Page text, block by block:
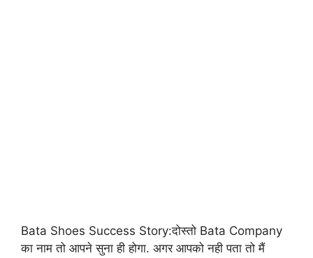
Bata Shoes Success Story:दोस्तो Bata Company
का नाम तो आपने सुना ही होगा. अगर आपको नही पता तो मैं